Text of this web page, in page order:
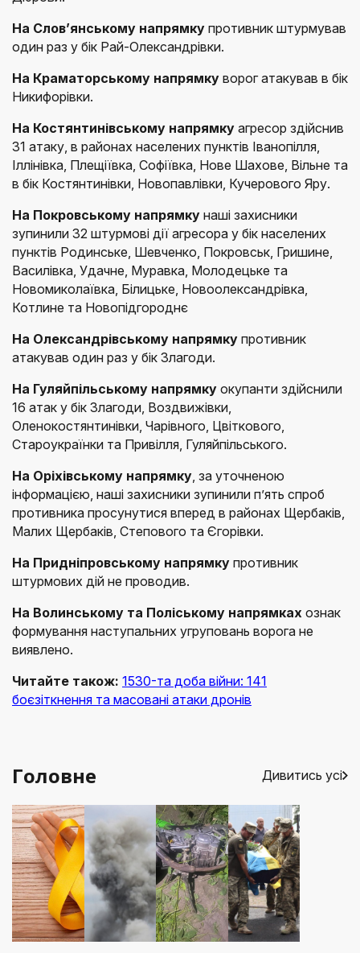
На Слов’янському напрямку противник штурмував
один раз у бік Рай-Олександрівки.
На Краматорському напрямку ворог атакував в бік
Никифорівки.
На Костянтинівському напрямку агресор здійснив
31 атаку, в районах населених пунктів Іванопілля,
Іллінівка, Плещіївка, Софіївка, Нове Шахове, Вільне та
в бік Костянтинівки, Новопавлівки, Кучерового Яру.
На Покровському напрямку наші захисники
зупинили 32 штурмові дії агресора у бік населених
пунктів Родинське, Шевченко, Покровськ, Гришине,
Василівка, Удачне, Муравка, Молодецьке та
Новомиколаївка, Білицьке, Новоолександрівка,
Котлине та Новопідгороднє
На Олександрівському напрямку противник
атакував один раз у бік Злагоди.
На Гуляйпільському напрямку окупанти здійснили
16 атак у бік Злагоди, Воздвижівки,
Оленокостянтинівки, Чарівного, Цвіткового,
Староукраїнки та Привілля, Гуляйпільського.
На Оріхівському напрямку , за уточненою
інформацією, наші захисники зупинили п’ять спроб
противника просунутися вперед в районах Щербаків,
Малих Щербаків, Степового та Єгорівки.
На Придніпровському напрямку противник
штурмових дій не проводив.
На Волинському та Поліському напрямках ознак
формування наступальних угруповань ворога не
виявлено.
Читайте також: 1530-та доба війни: 141
боєзіткнення та масовані атаки дронів
Головне Дивитись усі